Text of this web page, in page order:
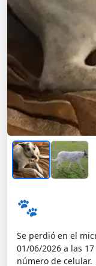
🐾
Se perdió en el
01/06/2026 a las
número de celular.